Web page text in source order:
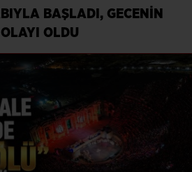
BAŞLADI, GECENİN
OLDU